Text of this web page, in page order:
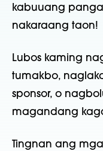
kabuuang
nakaraang taon!
Lubos kaming
tumakbo,
sponsor, o
magandang
Tingnan ang